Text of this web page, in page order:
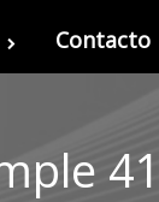
Contacto